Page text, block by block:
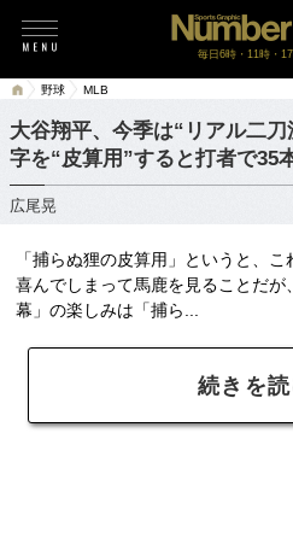
毎日6時・11時・
野球 MLB
大谷翔平、今季は“リアル二
字を“皮算用”すると打者で35
広尾晃
「捕らぬ狸の皮算用」というと、
喜んでしまって馬鹿を見ることだ
幕」の楽しみは「捕ら...
続きを